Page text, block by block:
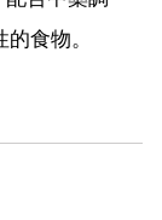
食物。